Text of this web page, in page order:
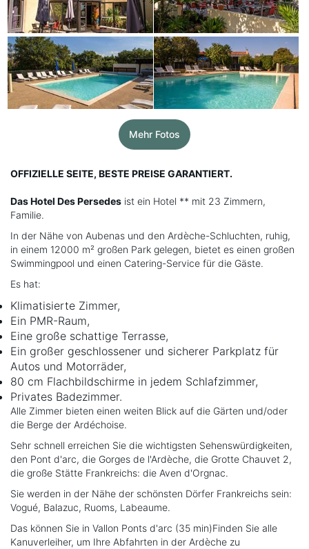
Mehr Fotos
OFFIZIELLE SEITE, BESTE PREISE GARANTIERT.
Das Hotel Des Persedes ist ein Hotel ** mit 23 Zimmern,
Familie.
In der Nähe von Aubenas und den Ardèche-Schluchten, ruhig,
in einem 12000 m² großen Park gelegen, bietet es einen großen
Swimmingpool und einen Catering-Service für die Gäste.
Es hat:
Klimatisierte Zimmer,
Ein PMR-Raum,
Eine große schattige Terrasse,
Ein großer geschlossener und sicherer Parkplatz für
Autos und Motorräder,
80 cm Flachbildschirme in jedem Schlafzimmer,
Privates Badezimmer.
Alle Zimmer bieten einen weiten Blick auf die Gärten und/oder
die Berge der Ardéchoise.
Sehr schnell erreichen Sie die wichtigsten Sehenswürdigkeiten,
den Pont d'arc, die Gorges de l'Ardèche, die Grotte Chauvet 2,
die große Stätte Frankreichs: die Aven d'Orgnac.
Sie werden in der Nähe der schönsten Dörfer Frankreichs sein:
Vogué, Balazuc, Ruoms, Labeaume.
Das können Sie in Vallon Ponts d'arc (35 min)Finden Sie alle
Kanuverleiher, um Ihre Abfahrten in der Ardèche zu